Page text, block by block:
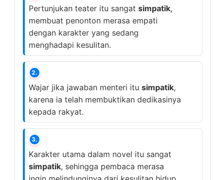
Pertunjukan teater itu sangat simpatik,
membuat penonton merasa empati
dengan karakter yang sedang
menghadapi kesulitan.
2.
Wajar jika jawaban menteri itu simpatik,
karena ia telah membuktikan dedikasinya
kepada rakyat.
3.
Karakter utama dalam novel itu sangat
simpatik, sehingga pembaca merasa